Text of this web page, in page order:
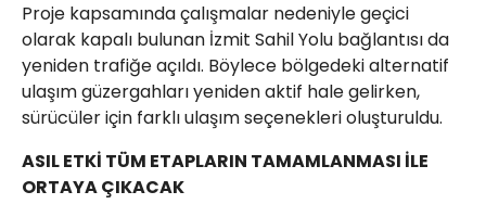
Proje kapsamında çalışmalar nedeniyle geçici
olarak kapalı bulunan İzmit Sahil Yolu bağlantısı da
yeniden trafiğe açıldı. Böylece bölgedeki alternatif
ulaşım güzergahları yeniden aktif hale gelirken,
sürücüler için farklı ulaşım seçenekleri oluşturuldu.
ASIL ETKİ TÜM ETAPLARIN TAMAMLANMASI İLE
ORTAYA ÇIKACAK